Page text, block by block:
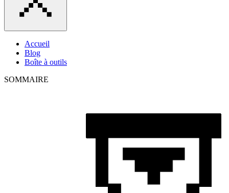
Accueil
Blog
Boîte à outils
SOMMAIRE